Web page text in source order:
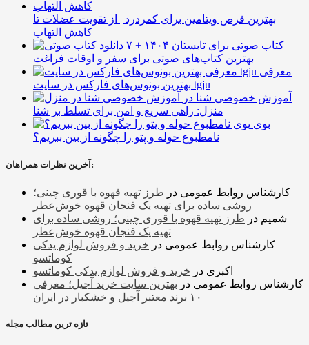
بهترین قرص ویتامین برای کمردرد | از تقویت عضلات تا
کاهش التهاب
۷ کتاب صوتی برای تابستان ۱۴۰۴ +
بهترین کتاب‌های صوتی برای سفر و اوقات فراغت
معرفی
بهترین بونوس‌های فارکس در سایت tgju
آموزش خصوصی شنا در
منزل: راهی سریع و امن برای تسلط بر شنا
بوی
نامطبوع حوله و پتو را چگونه از بین ببریم؟
آخرین نظرات همراهان:
کارشناس روابط عمومی در طرز تهیه قهوه با قوری چینی؛
روشی ساده برای تهیه یک فنجان قهوه خوش‌عطر
شمیم در طرز تهیه قهوه با قوری چینی؛ روشی ساده برای
تهیه یک فنجان قهوه خوش‌عطر
کارشناس روابط عمومی در خرید و فروش لوازم یدکی
کوماتسو
اکبری در خرید و فروش لوازم یدکی کوماتسو
کارشناس روابط عمومی در بهترین سایت خرید آجیل؛ معرفی
۱۰ برند معتبر آجیل و خشکبار در ایران
تازه ترین مطالب مجله